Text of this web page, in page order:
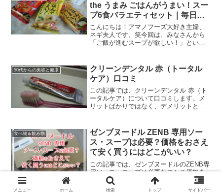
the うまみ ごはんがうまい！スー
プ6食バラエティセット｜毎日の
ご飯がもっと楽しくなる魔法のス
ープ
こんにちは！アマノフーズ大好き主婦、
ネギ夫人です。笑今回は、みなさんから
「ご飯が進むスープが欲しい！」という
い！スープ」を紹介します。それでは、
早速いってみまし...
50代からの美容と健康
クリーンデンタル 赤（トータル
ケア）口コミ
この記事では、クリーンデンタル 赤（ト
ータルケア）について口コミします。メ
リットばかりではなく、デメリットと考
くさん読んだので、まとめたッス。少し
でもあなたのご参考にな...
食べ物＆飲み物
ゼンブヌードル ZENB 専用ソー
ス・スープは必要？価格をおさえ
て安く買うにはどこがいい？
この記事では、ゼンブヌードルのZENB専
用ソース・スープは必要なのか？価格を
おさえて安く買うにはどこがいいかなど
を紹介します。専用ソースやスープを使
メニュー ホーム 検索 トップ サイドバー